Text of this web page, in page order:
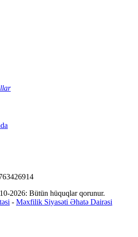
2026: Bütün hüquqlar qorunur.
- Məxfilik Siyasəti Əhatə Dairəsi